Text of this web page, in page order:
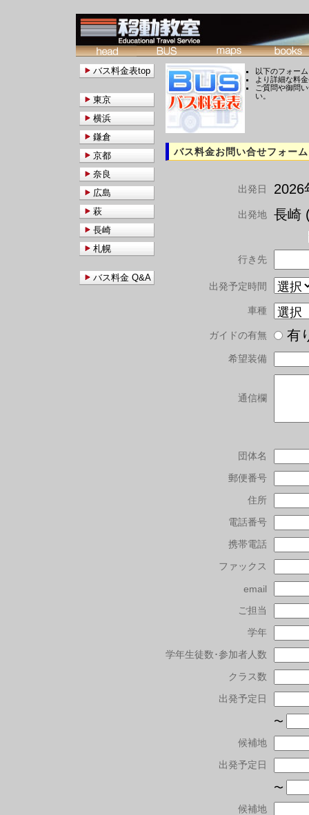
以下のフォー
より詳細な料
ご質問や御問
い。
バス料金お問い合せフォーム
出発日 2026
出発地 長崎
行き先
出発予定時間
車種
ガイドの有無
希望装備
通信欄
団体名
郵便番号
住所
電話番号
携帯電話
ファックス
email
ご担当
学年
学年生徒数･参加者人数
クラス数
出発予定日
〜
候補地
出発予定日
〜
候補地
バス料金表top
東京
横浜
鎌倉
京都
奈良
広島
萩
長崎
札幌
バス料金 Q&A